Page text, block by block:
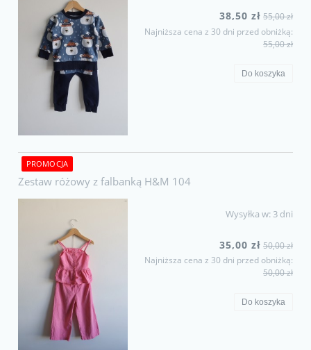
38,50 zł 55,00 zł
Najniższa cena z 30 dni przed obniżką:
55,00 zł
Do koszyka
Zestaw różowy z falbanką H&M 104
Wysyłka w: 3 dni
35,00 zł 50,00 zł
Najniższa cena z 30 dni przed obniżką:
50,00 zł
Do koszyka
PROMOCJA